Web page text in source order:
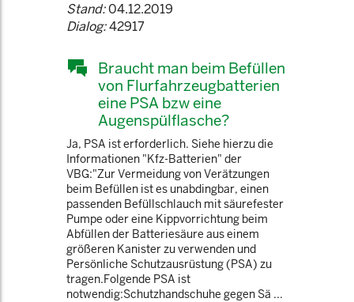
Stand:04.12.2019
Dialog:42917
Braucht man beim Befüllen
von Flurfahrzeugbatterien
eine PSA bzw eine
Augenspülflasche?
Ja, PSA ist erforderlich. Siehe hierzu die
Informationen "Kfz-Batterien" der
VBG:"Zur Vermeidung von Verätzungen
beim Befüllen ist es unabdingbar, einen
passenden Befüllschlauch mit säurefester
Pumpe oder eine Kippvorrichtung beim
Abfüllen der Batteriesäure aus einem
größeren Kanister zu verwenden und
Persönliche Schutzausrüstung (PSA) zu
tragen.Folgende PSA ist
notwendig:Schutzhandschuhe gegen Sä ...